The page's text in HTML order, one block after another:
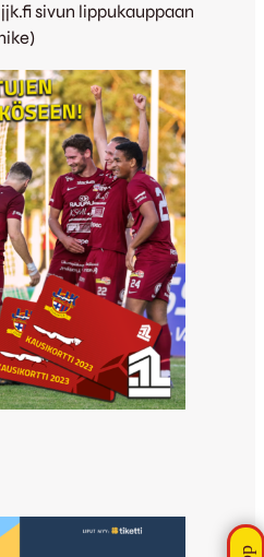
sivun lippukauppaan